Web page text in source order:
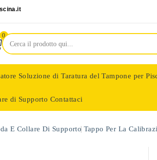
0
Soluzione di Taratura del Tampone per
di Supporto Contattaci
E Collare Di Supporto Tappo Per La